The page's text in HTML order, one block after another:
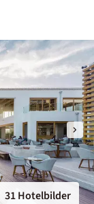
31 Hotelbilder